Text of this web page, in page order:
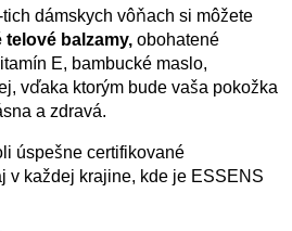
tich dámskych vôňach si môžete
telové balzamy, obohatené
E, bambucké maslo,
vďaka ktorým bude vaša pokožka
a zdravá.
úspešne certifikované
v každej krajine, kde je ESSENS